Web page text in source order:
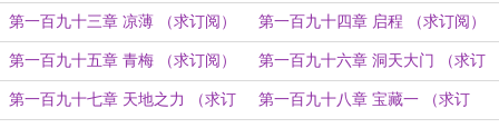
第一百九十三章 凉薄 （求订阅） 第一百九十四章 启程 （求订阅）
第一百九十五章 青梅 （求订阅） 第一百九十六章 洞天大门 （求订
阅）
第一百九十七章 天地之力 （求订 第一百九十八章 宝藏一 （求订